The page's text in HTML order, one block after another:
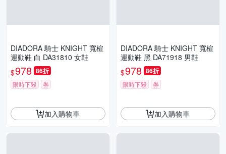
DIADORA 騎士 KNIGHT 寬楦
運動鞋 白 DA31810 女鞋
$978 86折
限時下殺 券
加入購物車
DIADORA 騎士 KNIGHT 寬楦
運動鞋 黑 DA71918 男鞋
$978 86折
限時下殺 券
加入購物車